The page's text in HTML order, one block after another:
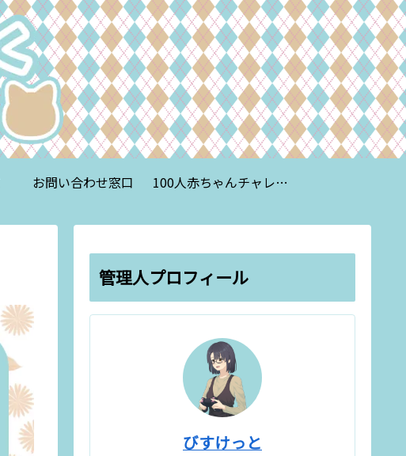
お問い合わせ窓口 100人赤ちゃんチャレンジ 総合案内
管理人プロフィール
びすけっと